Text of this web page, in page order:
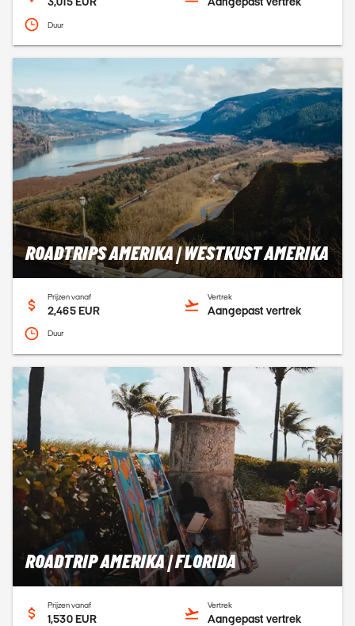
Duur
ROADTRIPS AMERIKA | WESTKUST AMERIKA
Prijzen vanaf
2,465 EUR
Duur
Vertrek
Aangepast vertrek
ROADTRIP AMERIKA | FLORIDA
Prijzen vanaf
1,530 EUR
Vertrek
Aangepast vertrek